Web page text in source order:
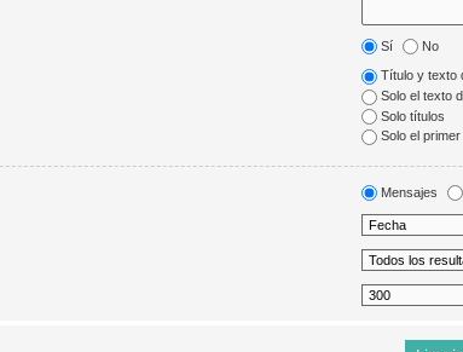
Sí No
Título y texto
Solo el texto
Solo títulos
Solo el
Mensajes